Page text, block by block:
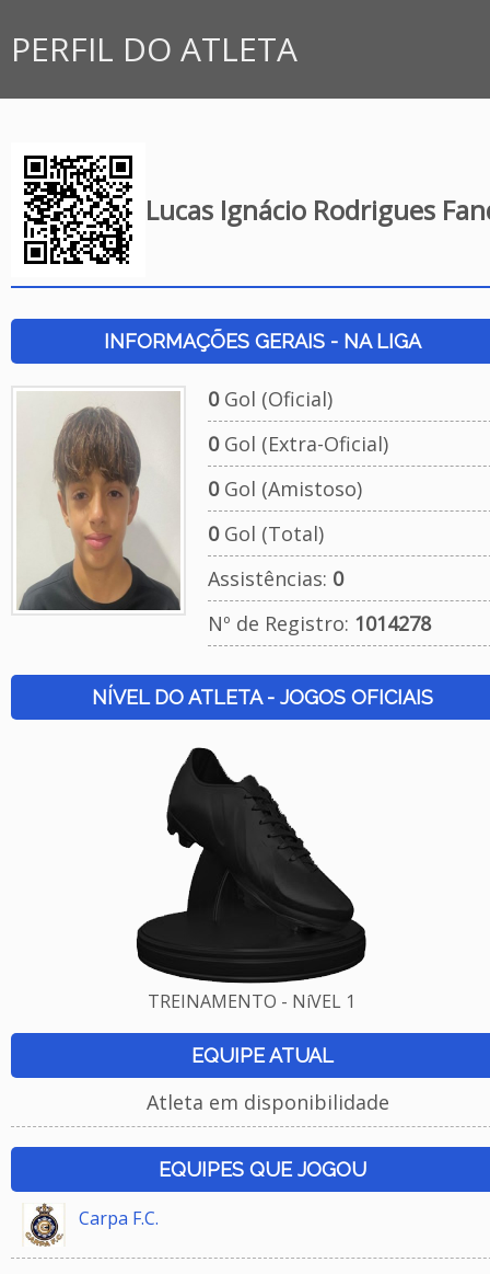
PERFIL DO ATLETA
Lucas Ignácio Rodrigues
INFORMAÇÕES GERAIS - NA LIGA
0Gol (Oficial)
0Gol (Extra-Oficial)
0Gol (Amistoso)
0Gol (Total)
Assistências: 0
Nº de Registro: 1014278
NÍVEL DO ATLETA - JOGOS OFICIAIS
TREINAMENTO - NíVEL 1
EQUIPE ATUAL
Atleta em disponibilidade
EQUIPES QUE JOGOU
Carpa F.C.